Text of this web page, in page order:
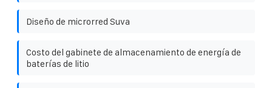
Diseño de microrred Suva
Costo del gabinete de almacenamiento de energía de
baterías de litio